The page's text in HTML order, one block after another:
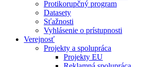
Protikorupčný program
Datasety
Sťažnosti
Vyhlásenie o prístupnosti
Verejnosť
Projekty a spolupráca
Projekty EU